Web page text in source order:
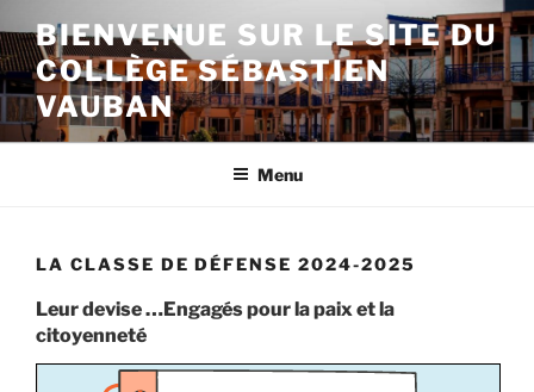
au
contenu
principal
BIENVENUE SUR LE SITE DU
COLLÈGE SÉBASTIEN
VAUBAN
Menu
LA CLASSE DE DÉFENSE 2024-2025
Leur devise …Engagés pour la paix et la
citoyenneté